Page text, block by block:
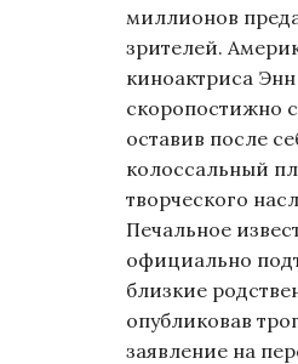
миллионов
зрителей.
киноактриса
скоропостижно
оставив после
колоссальный
творческого
Печальное
официально
близкие
опубликовав
заявление на